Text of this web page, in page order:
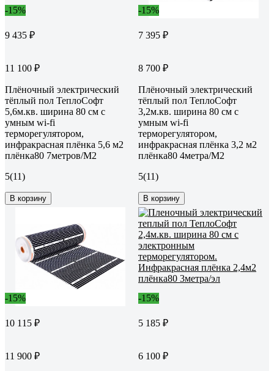
-15%
9 435 ₽
11 100 ₽
Плёночный электрический
тёплый пол ТеплоСофт
5,6м.кв. ширина 80 см с
умным wi-fi
терморегулятором,
инфракрасная плёнка 5,6 м2
плёнка80 7метров/М2
5(11)
В корзину
-15%
7 395 ₽
8 700 ₽
Плёночный электрический
тёплый пол ТеплоСофт
3,2м.кв. ширина 80 см с
умным wi-fi
терморегулятором,
инфракрасная плёнка 3,2 м2
плёнка80 4метра/М2
5(11)
В корзину
-15%
10 115 ₽
11 900 ₽
-15%
5 185 ₽
6 100 ₽